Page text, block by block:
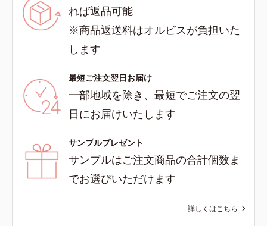
れば返品可能
※商品返送料はオルビスが負担いた
します
最短ご注文翌日お届け
一部地域を除き、最短でご注文の翌
日にお届けいたします
サンプルプレゼント
サンプルはご注文商品の合計個数ま
でお選びいただけます
詳しくはこちら